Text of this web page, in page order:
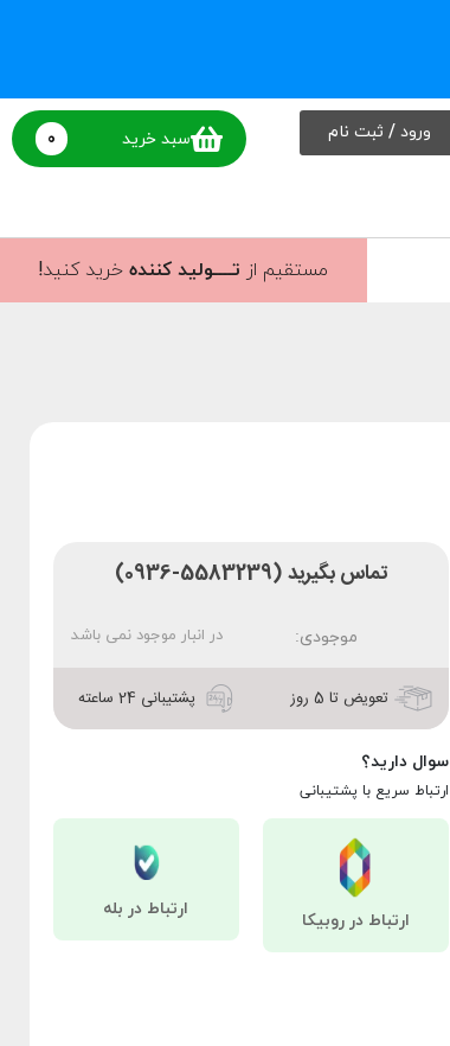
ورود / ثبت نام سبد خرید 0
مستقیم از تــــولید کنندهخرید کنید!
تماس بگیرید (5583239-0936)
موجودی: در انبار موجود نمی باشد
تعویض تا 5 روز پشتیبانی 24 ساعته
سوال دارید؟
ارتباط سریع با پشتیبانی
ارتباط در روبیکا
ارتباط در بله